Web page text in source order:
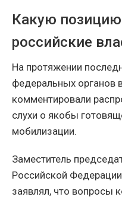
Какую
российские
На протяжении
федеральных органов
комментировали
слухи о якобы
мобилизации.
Заместитель
Российской
заявлял, что вопросы